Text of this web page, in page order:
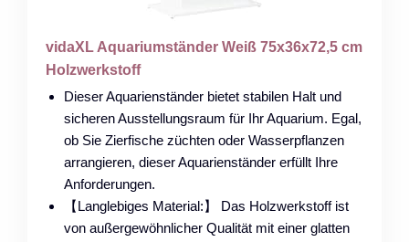
vidaXL Aquariumständer Weiß 75x36x72,5 cm
Holzwerkstoff
Dieser Aquarienständer bietet stabilen Halt und
sicheren Ausstellungsraum für Ihr Aquarium. Egal,
ob Sie Zierfische züchten oder Wasserpflanzen
arrangieren, dieser Aquarienständer erfüllt Ihre
Anforderungen.
【Langlebiges Material:】 Das Holzwerkstoff ist
von außergewöhnlicher Qualität mit einer glatten